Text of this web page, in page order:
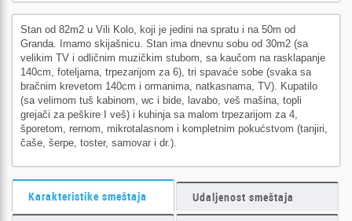
Stan od 82m2 u Vili Kolo, koji je jedini na spratu i na 50m od
Granda. Imamo skijašnicu. Stan ima dnevnu sobu od 30m2 (sa
velikim TV i odličnim muzičkim stubom, sa kaučom na rasklapanje
140cm, foteljama, trpezarijom za 6), tri spavaće sobe (svaka sa
bračnim krevetom 140cm i ormanima, natkasnama, TV). Kupatilo
(sa velimom tuš kabinom, wc i bide, lavabo, veš mašina, topli
grejači za peškire I veš) i kuhinja sa malom trpezarijom za 4,
šporetom, rernom, mikrotalasnom i kompletnim pokućstvom (tanjiri,
čaše, šerpe, toster, samovar i dr.).
Karakteristike smeštaja Udaljenost smeštaja